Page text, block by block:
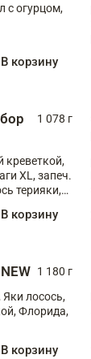
с огурцом,
В корзину
1 078 г
креветкой,
XL, запеч.
терияки,
В корзину
1 180 г
лосось,
Флорида,
В корзину